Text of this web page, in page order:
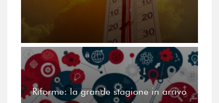
Riforme: la grande stagione in arrivo